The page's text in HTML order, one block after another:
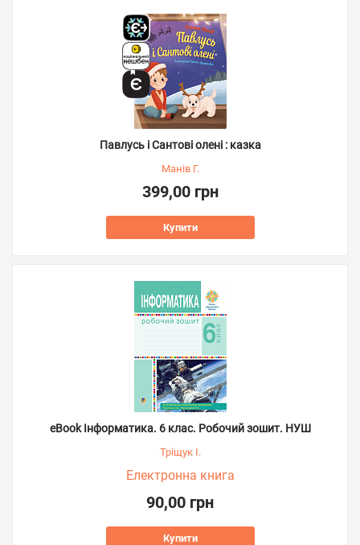
Павлусь і Сантові олені : казка
Манів Г.
399,00 грн
Купити
eBook Інформатика. 6 клас. Робочий зошит. НУШ
Тріщук І.
Електронна книга
90,00 грн
Купити